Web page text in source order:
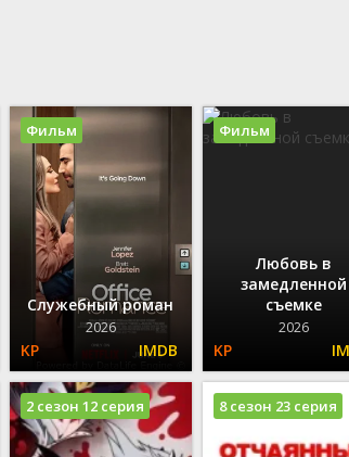
Служебный роман
2026
Фильм
Любовь в
замедленной
съемке
2026
Фильм
2 сезон 12 серия 8 сезон 23 серия